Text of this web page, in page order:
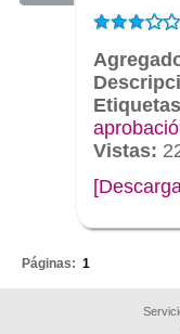
Vistas:
Páginas: 1